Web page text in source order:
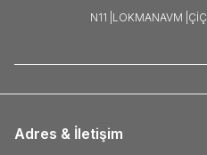
N11 | LOKMANAVM |
Adres & İletişim